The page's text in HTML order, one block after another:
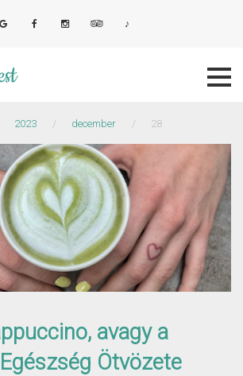
E-mail FacebookInstagram
2023 / december / 28
avagy a
Ötvözete